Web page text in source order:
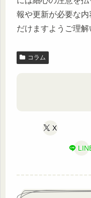
報や更新が必要な
だけますようご理解
コラム
X